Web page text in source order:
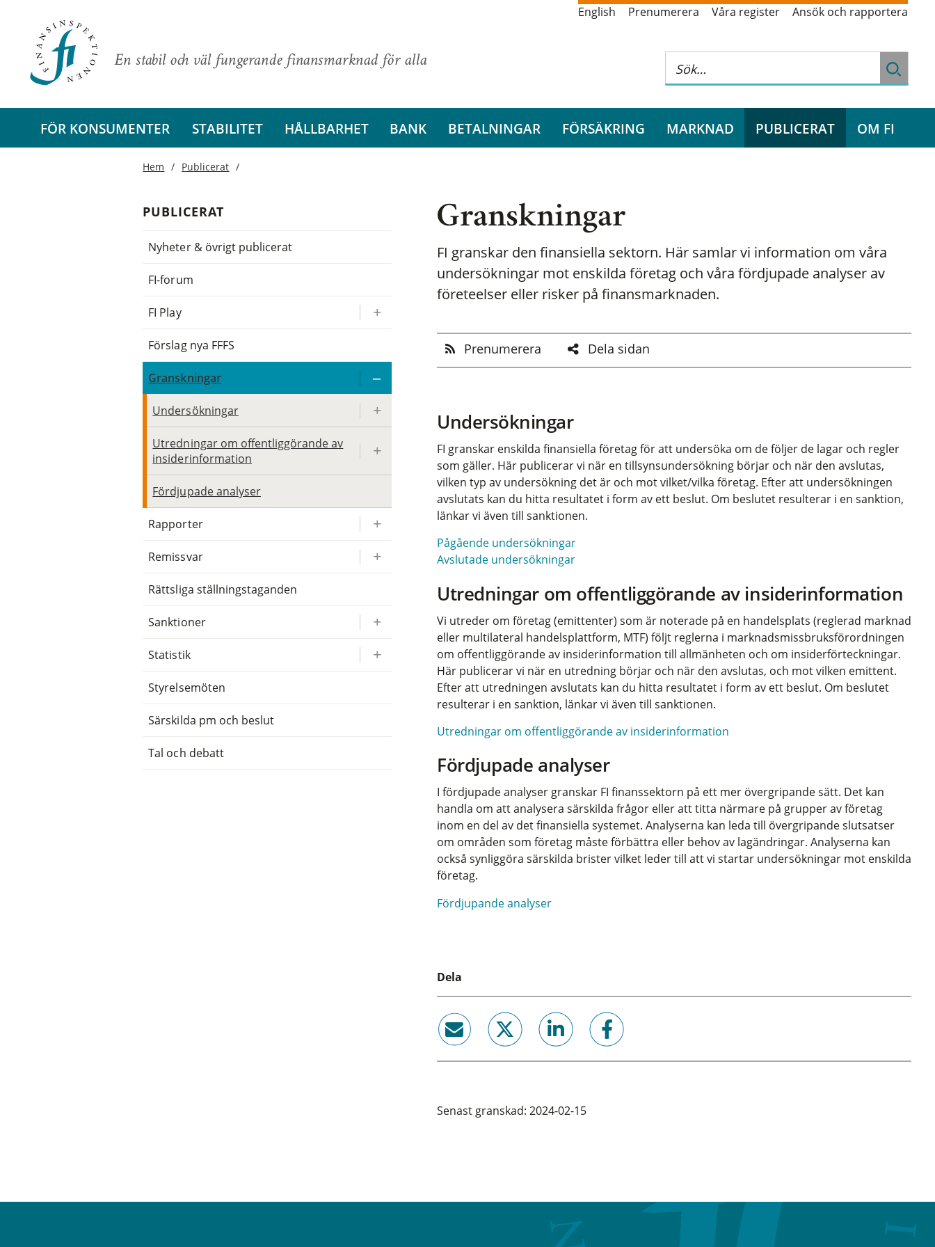
En stabil och väl fungerande finansmarknad för alla
English Prenumerera Våra register Ansök och rapportera
FÖR KONSUMENTER STABILITET HÅLLBARHET BANK BETALNINGAR FÖRSÄKRING MARKNAD PUBLICERAT OM FI
Granskningar
FI granskar den finansiella sektorn. Här samlar vi information om våra
undersökningar mot enskilda företag och våra fördjupade analyser av
företeelser eller risker på finansmarknaden.
Prenumerera Dela sidan
Undersökningar
FI granskar enskilda finansiella företag för att undersöka om de följer de lagar och regler
som gäller. Här publicerar vi när en tillsynsundersökning börjar och när den avslutas,
vilken typ av undersökning det är och mot vilket/vilka företag. Efter att undersökningen
avslutats kan du hitta resultatet i form av ett beslut. Om beslutet resulterar i en sanktion,
länkar vi även till sanktionen.
Pågående undersökningar
Avslutade undersökningar
Utredningar om offentliggörande av insiderinformation
Vi utreder om företag (emittenter) som är noterade på en handelsplats (reglerad marknad
eller multilateral handelsplattform, MTF) följt reglerna i marknadsmissbruksförordningen
om offentliggörande av insiderinformation till allmänheten och om insiderförteckningar.
Här publicerar vi när en utredning börjar och när den avslutas, och mot vilken emittent.
Efter att utredningen avslutats kan du hitta resultatet i form av ett beslut. Om beslutet
resulterar i en sanktion, länkar vi även till sanktionen.
Utredningar om offentliggörande av insiderinformation
Fördjupade analyser
I fördjupade analyser granskar FI finanssektorn på ett mer övergripande sätt. Det kan
handla om att analysera särskilda frågor eller att titta närmare på grupper av företag
inom en del av det finansiella systemet. Analyserna kan leda till övergripande slutsatser
om områden som företag måste förbättra eller behov av lagändringar. Analyserna kan
också synliggöra särskilda brister vilket leder till att vi startar undersökningar mot enskilda
företag.
Fördjupande analyser
Dela
Senast granskad: 2024-02-15
Hem Publicerat
PUBLICERAT
Nyheter & övrigt publicerat
FI-forum
FI Play
Förslag nya FFFS
Granskningar
Undersökningar
Utredningar om offentliggörande av
insiderinformation
Fördjupade analyser
Rapporter
Remissvar
Rättsliga ställningstaganden
Sanktioner
Statistik
Styrelsemöten
Särskilda pm och beslut
Tal och debatt